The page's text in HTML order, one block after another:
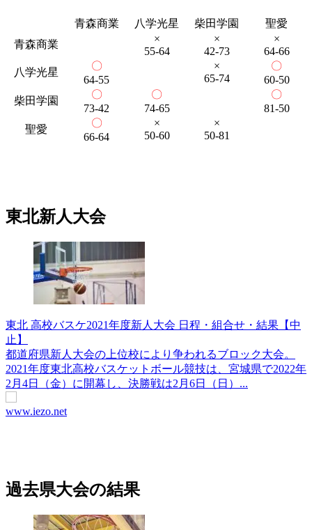
青森商業 八学光星 柴田学園
聖愛
青森商業
×
55-64
×
42-73
×
64-66
八学光星
〇
64-55
×
65-74
〇
60-50
柴田学園
〇
73-42
〇
74-65
〇
81-50
聖愛
〇
66-64
×
50-60
×
50-81
東北新人大会
東北 高校バスケ2021年度新人大会 日程・組合せ・結果【中
止】
都道府県新人大会の上位校により争われるブロック大会。
2021年度東北高校バスケットボール競技は、宮城県で2022年
2月4日（金）に開幕し、決勝戦は2月6日（日）...
www.iezo.net
過去県大会の結果